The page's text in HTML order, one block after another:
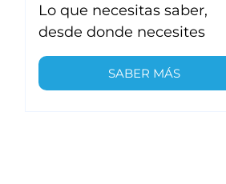
Lo que necesitas saber,
desde donde necesites
SABER MÁS